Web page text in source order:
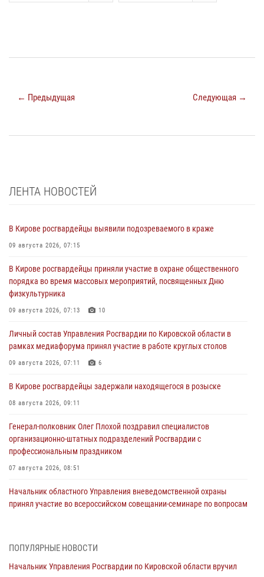
← Предыдущая Следующая →
ЛЕНТА НОВОСТЕЙ
В Кирове росгвардейцы выявили подозреваемого в краже
09 августа 2026, 07:15
В Кирове росгвардейцы приняли участие в охране общественного
порядка во время массовых мероприятий, посвященных Дню
физкультурника
09 августа 2026, 07:13 10
Личный состав Управления Росгвардии по Кировской области в
рамках медиафорума принял участие в работе круглых столов
09 августа 2026, 07:11 6
В Кирове росгвардейцы задержали находящегося в розыске
08 августа 2026, 09:11
Генерал-полковник Олег Плохой поздравил специалистов
организационно-штатных подразделений Росгвардии с
профессиональным праздником
07 августа 2026, 08:51
Начальник областного Управления вневедомственной охраны
принял участие во всероссийском совещании-семинаре по вопросам
инструмента
ПОПУЛЯРНЫЕ НОВОСТИ
Начальник Управления Росгвардии по Кировской области вручил